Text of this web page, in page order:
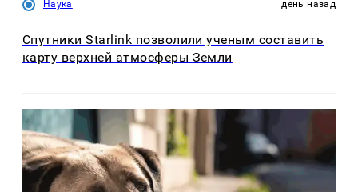
Наука день назад
Спутники Starlink позволили ученым составить
карту верхней атмосферы Земли